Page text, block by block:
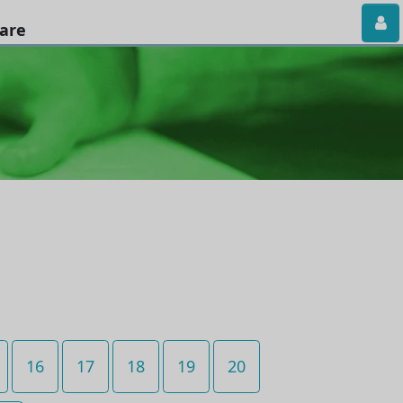
16 17 18 19 20